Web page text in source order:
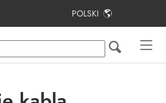
POLSKI
Spis treści
temat niniejszego